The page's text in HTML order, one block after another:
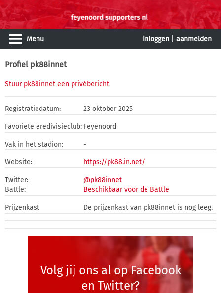
Menu inloggen aanmelden
Profiel pk88innet
Stuur pk88innet een privébericht.
Registratiedatum: 23 oktober 2025
Favoriete eredivisieclub: Feyenoord
Vak in het stadion: -
Website: https://pk88.in.net/
Twitter:
@pk88innet
Battle:
Beschikbaar voor de Battle
Prijzenkast De prijzenkast van pk88innet is nog leeg.
Volg jij ons al op Facebook
en Twitter?